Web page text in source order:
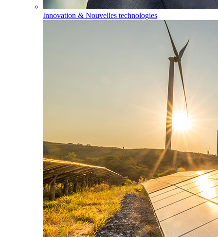
Innovation & Nouvelles technologies